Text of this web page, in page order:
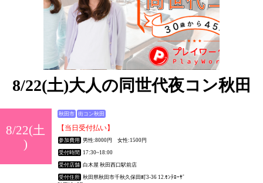
8/22(土)大人の同世代夜コン秋田
8/22(土
)
秋田市 街コン秋田
【当日受付払い】
参加費用 男性:8000円 女性:1500円
受付時間 17:30~18:00
受付店舗 白木屋 秋田西口駅前店
受付住所 秋田県秋田市千秋久保田町3-36 12.ﾓﾝﾃﾛｰｻﾞ